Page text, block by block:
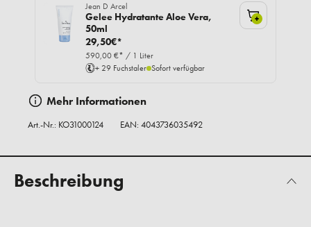
Jean D Arcel
Gelee Hydratante Aloe Vera,
50ml
29,50€*
590,00 €* / 1 Liter
+ 29 Fuchstaler Sofort verfügbar
+
Mehr Informationen
Art.-Nr.: KO31000124 EAN: 4043736035492
Beschreibung